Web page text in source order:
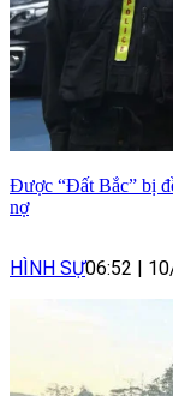
Được “Đất Bắc” bị
nợ
HÌNH SỰ06:52 |